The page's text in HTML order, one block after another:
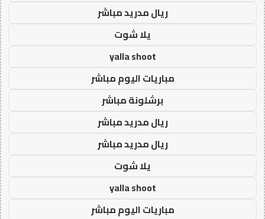
ريال مدريد مباشر
يلا شوت
yalla shoot
مباريات اليوم مباشر
برشلونة مباشر
ريال مدريد مباشر
ريال مدريد مباشر
يلا شوت
yalla shoot
مباريات اليوم مباشر